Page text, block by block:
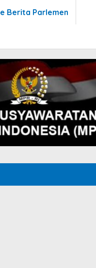
Berita Parlemen